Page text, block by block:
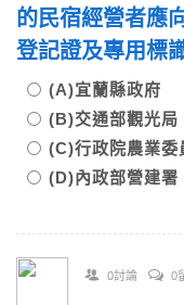
的民宿經營者應
登記證及專用標
(A)宜蘭縣政府
(B)交通部觀光
(C)行政院農業
(D)內政部營建署
0討論 0